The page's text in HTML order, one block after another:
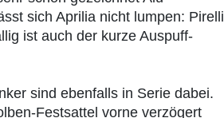
sich Aprilia nicht lumpen: Pirelli
ist auch der kurze Auspuff-
sind ebenfalls in Serie dabei.
Festsattel vorne verzögert